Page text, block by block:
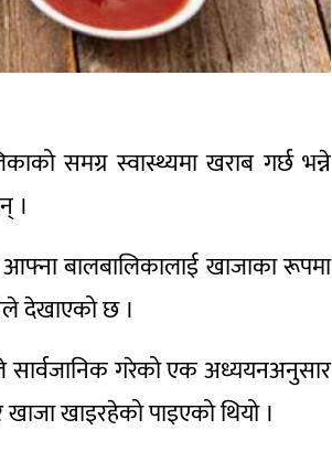
समग्र स्वास्थ्यमा खराब गर्छ भन्ने
।
बालबालिकालाई खाजाका रूपमा
देखाएको छ ।
गरेको एक अध्ययनअनुसार
खाइरहेको पाइएको थियो ।